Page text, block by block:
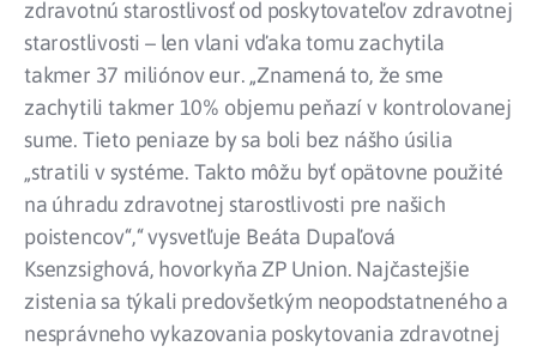
zdravotnú starostlivosť od poskytovateľov zdravotnej
starostlivosti – len vlani vďaka tomu zachytila
takmer 37 miliónov eur. „Znamená to, že sme
zachytili takmer 10% objemu peňazí v kontrolovanej
sume. Tieto peniaze by sa boli bez nášho úsilia
„stratili v systéme. Takto môžu byť opätovne použité
na úhradu zdravotnej starostlivosti pre našich
poistencov“,“ vysvetľuje Beáta Dupaľová
Ksenzsighová, hovorkyňa ZP Union. Najčastejšie
zistenia sa týkali predovšetkým neopodstatneného a
nesprávneho vykazovania poskytovania zdravotnej